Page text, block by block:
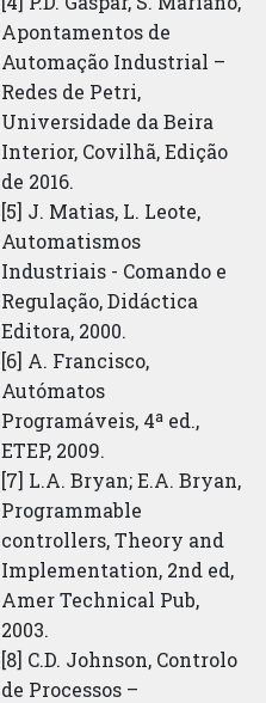
Apontamentos de
Automação Industrial –
Redes de Petri,
Universidade da Beira
Interior, Covilhã, Edição
de 2016.
[5] J. Matias, L. Leote,
Automatismos
Industriais - Comando e
Regulação, Didáctica
Editora, 2000.
[6] A. Francisco,
Autómatos
Programáveis, 4ª ed.,
ETEP, 2009.
[7] L.A. Bryan; E.A. Bryan,
Programmable
controllers, Theory and
Implementation, 2nd ed,
Amer Technical Pub,
2003.
[8] C.D. Johnson, Controlo
de Processos –